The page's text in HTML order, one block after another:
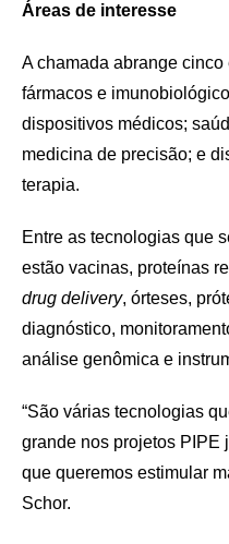
Áreas de interesse
A chamada abrange
fármacos e
dispositivos médicos;
medicina de precisão; e
terapia.
Entre as tecnologias que
estão vacinas, proteínas
drug delivery, órteses,
diagnóstico,
análise genômica e
“São várias tecnologias
grande nos projetos PIPE
que queremos estimular
Schor.